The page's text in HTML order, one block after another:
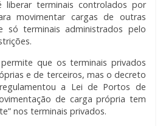
terminais controlados por
movimentar cargas de outras
só terminais administrados pelo
que os terminais privados
e de terceiros, mas o decreto
a Lei de Portos de
de carga própria tem
nos terminais privados.